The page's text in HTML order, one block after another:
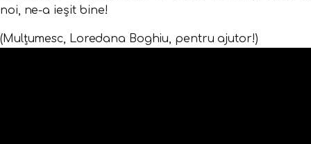
noi, ne-a ieșit bine!
(Mulțumesc, Loredana Boghiu, pentru ajutor!)